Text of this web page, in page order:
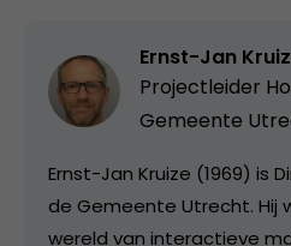
Ernst-Jan
Projectleider
Gemeente
Ernst-Jan Kruize (1969) is
de Gemeente Utrecht. Hij
wereld van interactieve